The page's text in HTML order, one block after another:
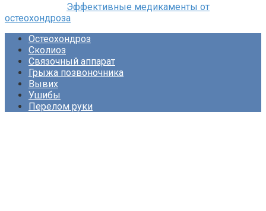
Эффективные медикаменты от
остеохондроза
Остеохондроз
Сколиоз
Связочный аппарат
Грыжа позвоночника
Вывих
Ушибы
Перелом руки